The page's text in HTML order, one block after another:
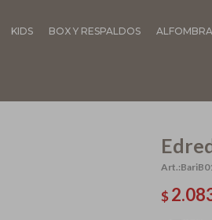
KIDS BOX Y RESPALDOS
$